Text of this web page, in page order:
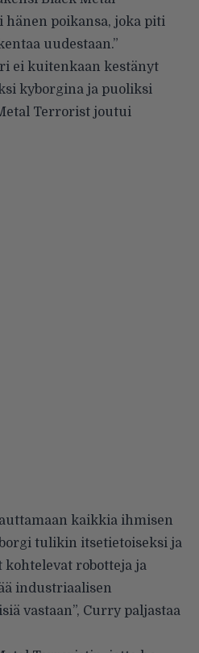
hänen poikansa, joka piti
uudestaan.”
ei kuitenkaan kestänyt
kyborgina ja puoliksi
Terrorist joutui
kaikkia ihmisen
tulikin itsetietoiseksi ja
robotteja ja
industriaalisen
vastaan”, Curry paljastaa